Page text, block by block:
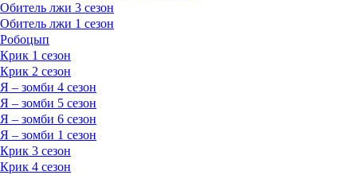
Обитель лжи 3 сезон
Обитель лжи 1 сезон
Робоцып
Крик 1 сезон
Крик 2 сезон
Я – зомби 4 сезон
Я – зомби 5 сезон
Я – зомби 6 сезон
Я – зомби 1 сезон
Крик 3 сезон
Крик 4 сезон